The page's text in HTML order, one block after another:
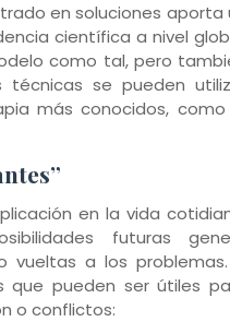
en soluciones aporta
científica a nivel
como tal, pero
se pueden
más conocidos, como
en la vida
futuras
vueltas a los
que pueden ser útiles
o conflictos: